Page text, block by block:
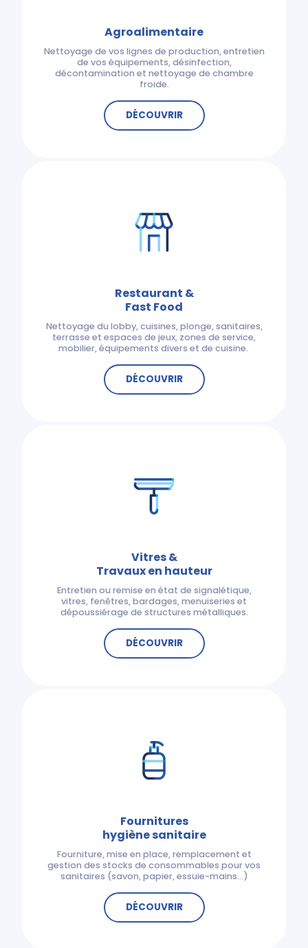
Agroalimentaire
Nettoyage de vos lignes de production, entretien
de vos équipements, désinfection,
décontamination et nettoyage de chambre
froide.
DÉCOUVRIR
Restaurant &
Fast Food
Nettoyage du lobby, cuisines, plonge, sanitaires,
terrasse et espaces de jeux, zones de service,
mobilier, équipements divers et de cuisine.
DÉCOUVRIR
Vitres &
Travaux en hauteur
Entretien ou remise en état de signalétique,
vitres, fenêtres, bardages, menuiseries et
dépoussiérage de structures métalliques.
DÉCOUVRIR
Fournitures
hygiène sanitaire
Fourniture, mise en place, remplacement et
gestion des stocks de consommables pour vos
sanitaires (savon, papier, essuie-mains…)
DÉCOUVRIR